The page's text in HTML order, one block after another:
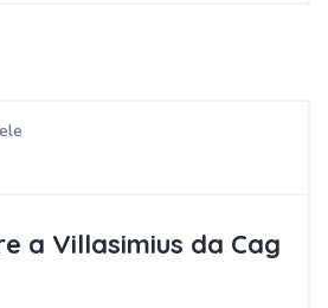
a Villasimius da Cag